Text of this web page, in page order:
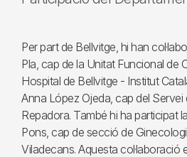
Per part de Bellvitge, hi han
Pla, cap de la Unitat Funcional de
Hospital de Bellvitge - Institut
Anna López Ojeda, cap del Servei
Repadora. També hi ha participat
Pons, cap de secció de
Viladecans. Aquesta col·laboració